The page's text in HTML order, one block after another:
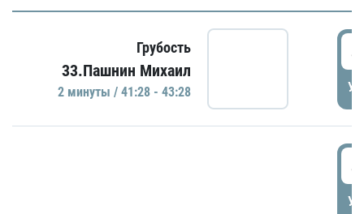
Грубость
33.Пашнин Михаил
2 минуты / 41:28 - 43:28